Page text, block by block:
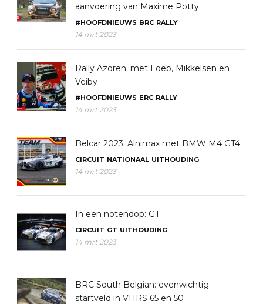
aanvoering van Maxime Potty
#HOOFDNIEUWS BRC RALLY
14 mrt 2023
Rally Azoren: met Loeb, Mikkelsen en
Veiby
#HOOFDNIEUWS ERC RALLY
14 mrt 2023
Belcar 2023: Alnimax met BMW M4 GT4
CIRCUIT NATIONAAL UITHOUDING
14 mrt 2023
In een notendop: GT
CIRCUIT GT UITHOUDING
14 mrt 2023
BRC South Belgian: evenwichtig
startveld in VHRS 65 en 50